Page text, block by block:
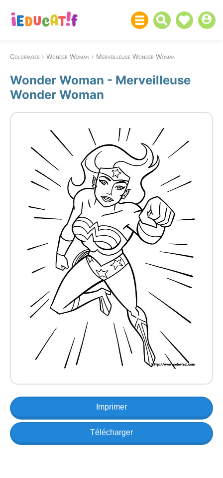
Coloriages Wonder Woman Merveilleuse Wonder Woman
Wonder Woman - Merveilleuse
Wonder Woman
Imprimer
Télécharger